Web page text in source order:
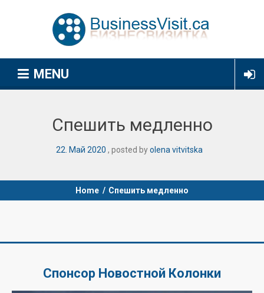
MENU
Спешить медленно
22 Май 2020 posted byolena vitvitska
Home / Спешить медленно
Спонсор Новостной Колонки